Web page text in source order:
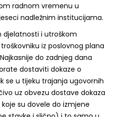
radnom vremenu u
nadležnim institucijama.
djelatnosti i utroškom
iz poslovnog plana
do zadnjeg dana
dostaviti dokaze o
se u tijeku trajanja ugovornih
uz obvezu dostave dokaza
su dovele do izmjene